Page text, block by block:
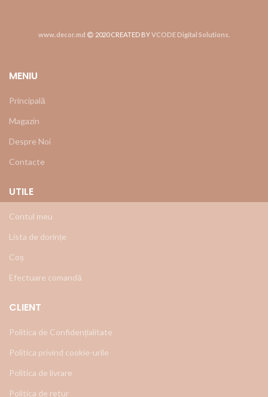
www.decor.md 2020 CREATED BYVCODE Digital Solutions
MENIU
Principală
Magazin
Despre Noi
Contacte
UTILE
Contul meu
Lista de dorințe
Coș
Efectuare comandă
CLIENT
Politica de Confidențialitate
Politica privind cookie-urile
Politica de livrare
Politica de retur